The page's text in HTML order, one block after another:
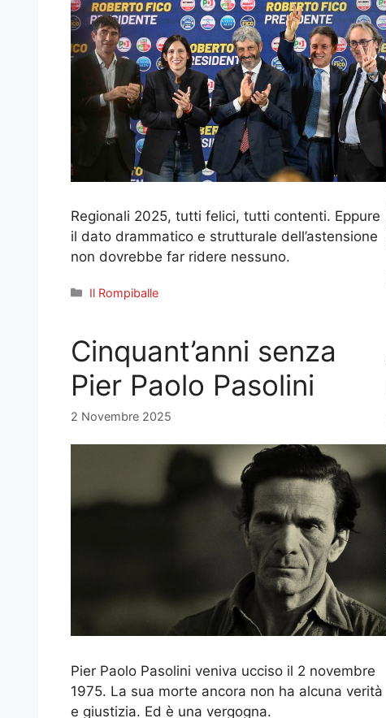
Regionali 2025, tutti felici, tutti contenti. Eppure
il dato drammatico e strutturale dell’astensione
non dovrebbe far ridere nessuno.
Categorie
Il Rompiballe
Cinquant’anni senza
Pier Paolo Pasolini
2 Novembre 2025
Pier Paolo Pasolini veniva ucciso il 2 novembre
1975. La sua morte ancora non ha alcuna verità
e giustizia. Ed è una vergogna.